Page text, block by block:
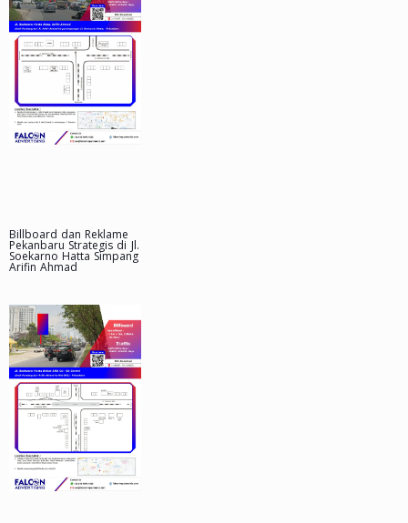
Billboard dan Reklame
Pekanbaru Strategis di Jl.
Soekarno Hatta Simpang
Arifin Ahmad